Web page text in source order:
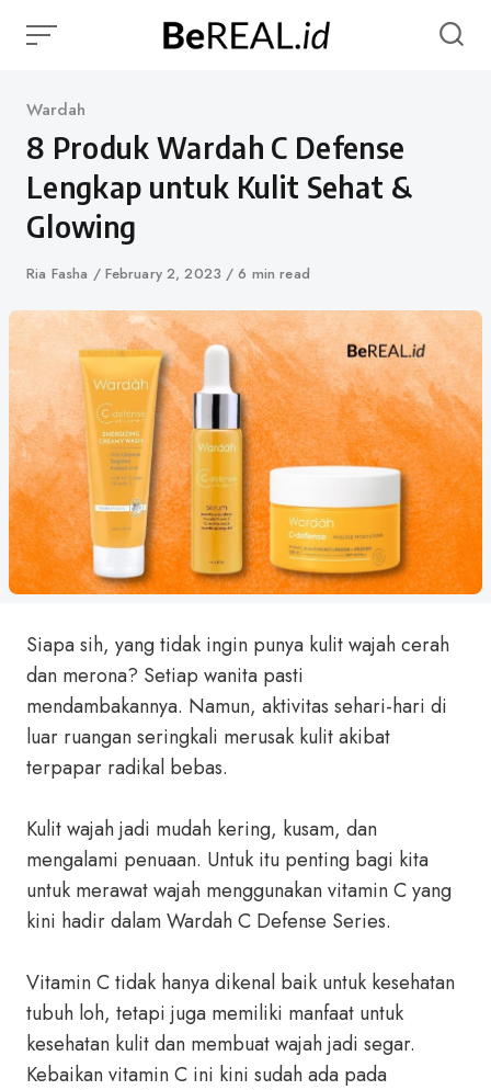
Category
Wardah
8 Produk Wardah C Defense
Lengkap untuk Kulit Sehat &
Glowing
Author
Ria Fasha
Published
February 2, 2023 6 min read
Siapa sih, yang tidak ingin punya kulit wajah cerah
dan merona? Setiap wanita pasti
mendambakannya. Namun, aktivitas sehari-hari di
luar ruangan seringkali merusak kulit akibat
terpapar radikal bebas.
Kulit wajah jadi mudah kering, kusam, dan
mengalami penuaan. Untuk itu penting bagi kita
untuk merawat wajah menggunakan vitamin C yang
kini hadir dalam Wardah C Defense Series.
Vitamin C tidak hanya dikenal baik untuk kesehatan
tubuh loh, tetapi juga memiliki manfaat untuk
kesehatan kulit dan membuat wajah jadi segar.
Kebaikan vitamin C ini kini sudah ada pada